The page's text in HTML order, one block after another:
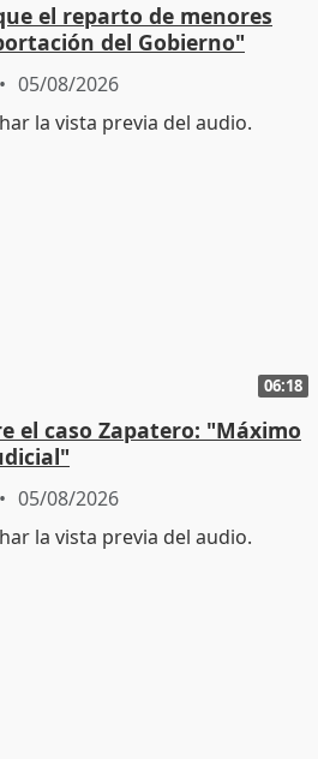
el reparto de menores
del Gobierno"
05/08/2026
06:18
el caso Zapatero: "Máximo
05/08/2026